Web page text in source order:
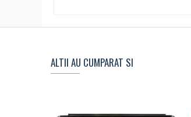
ALTII AU CUMPARAT SI